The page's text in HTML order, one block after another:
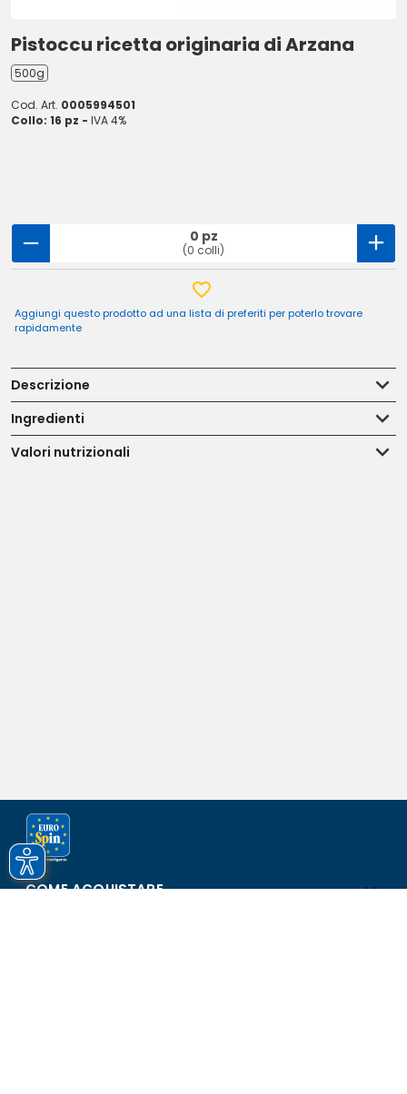
Pistoccu ricetta originaria di Arzana
500g
Cod. Art. 0005994501
Collo: 16 pz - IVA 4%
0 pz
(0 colli)
Aggiungi questo prodotto ad una lista di preferiti per poterlo trovare
rapidamente
Descrizione
Ingredienti
Valori nutrizionali
COME ACQUISTARE